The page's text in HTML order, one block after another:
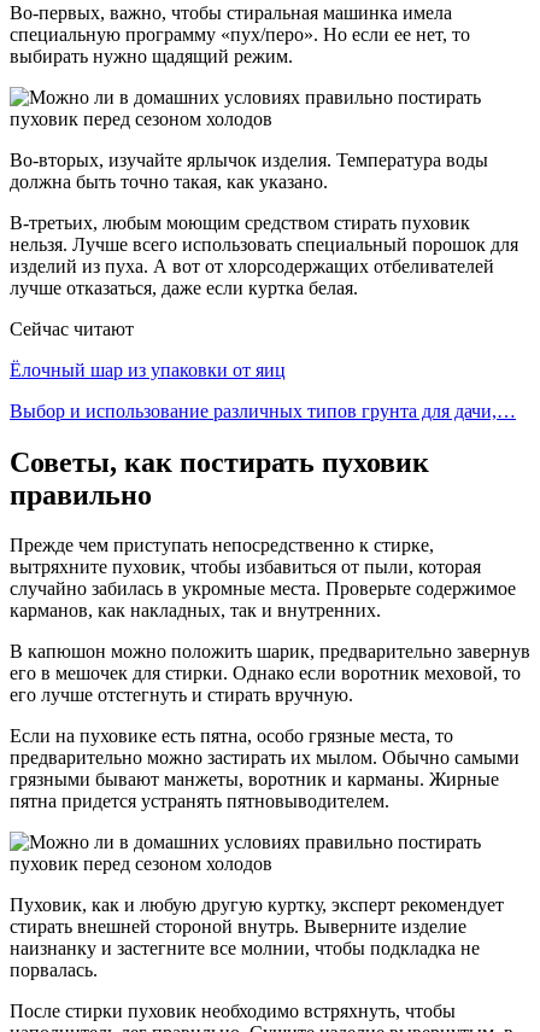
Во-первых, важно, чтобы стиральная машинка имела
специальную программу «пух/перо». Но если ее нет, то
выбирать нужно щадящий режим.
Во-вторых, изучайте ярлычок изделия. Температура воды
должна быть точно такая, как указано.
В-третьих, любым моющим средством стирать пуховик
нельзя. Лучше всего использовать специальный порошок для
изделий из пуха. А вот от хлорсодержащих отбеливателей
лучше отказаться, даже если куртка белая.
Сейчас читают
Ёлочный шар из упаковки от яиц
Выбор и использование различных типов грунта для дачи,…
Советы, как постирать пуховик
правильно
Прежде чем приступать непосредственно к стирке,
вытряхните пуховик, чтобы избавиться от пыли, которая
случайно забилась в укромные места. Проверьте содержимое
карманов, как накладных, так и внутренних.
В капюшон можно положить шарик, предварительно завернув
его в мешочек для стирки. Однако если воротник меховой, то
его лучше отстегнуть и стирать вручную.
Если на пуховике есть пятна, особо грязные места, то
предварительно можно застирать их мылом. Обычно самыми
грязными бывают манжеты, воротник и карманы. Жирные
пятна придется устранять пятновыводителем.
Пуховик, как и любую другую куртку, эксперт рекомендует
стирать внешней стороной внутрь. Выверните изделие
наизнанку и застегните все молнии, чтобы подкладка не
порвалась.
После стирки пуховик необходимо встряхнуть, чтобы